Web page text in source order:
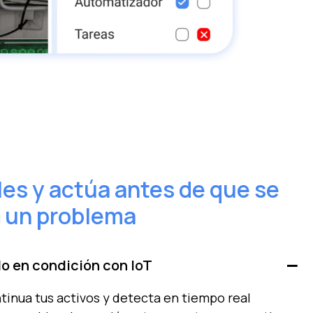
y actúa antes de que se
problema
en condición con IoT
tus activos y detecta en tiempo real